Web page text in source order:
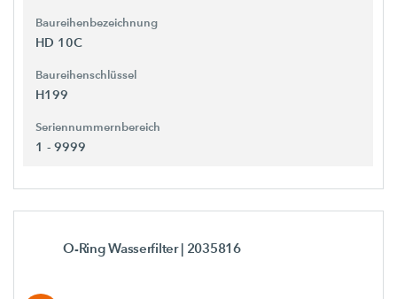
Baureihenbezeichnung
HD 10C
Baureihenschlüssel
H199
Seriennummernbereich
1 - 9999
O-Ring Wasserfilter| 2035816